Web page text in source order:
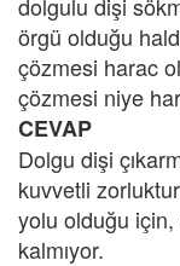
örgü olduğu
çözmesi harac
çözmesi niye
CEVAP
Dolgu dişi
kuvvetli
yolu olduğu
kalmıyor.